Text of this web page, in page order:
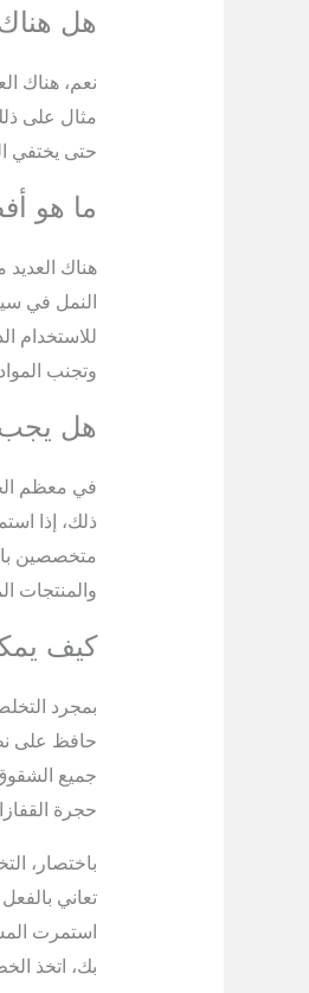
هل
نعم، هناك
مثال على
حتى يختفي
ما هو
هناك
النمل في
للاستخدام
وتجنب
هل يجب
في معظم
ذلك، إذا
متخصصين
والمنتجات
كيف
بمجرد
حافظ على
جميع
حجرة
باختصار،
تعاني
استمرت
بك، اتخذ